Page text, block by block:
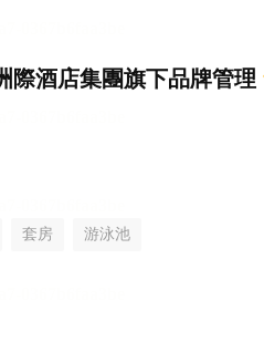
際酒店集團旗下品牌管理
套房 游泳池